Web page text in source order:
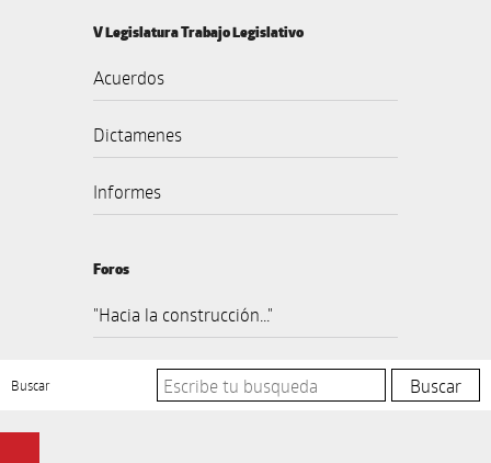
V Legislatura Trabajo Legislativo
Acuerdos
Dictamenes
Informes
Foros
"Hacia la construcción..."
Buscar